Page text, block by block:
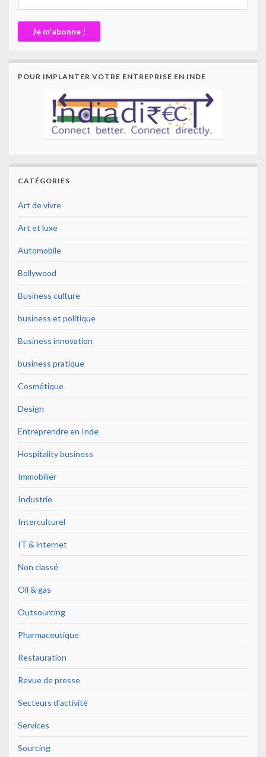
POUR IMPLANTER VOTRE ENTREPRISE EN INDE
CATÉGORIES
Art de vivre
Art et luxe
Automobile
Bollywood
Business culture
business et politique
Business innovation
business pratique
Cosmétique
Design
Entreprendre en Inde
Hospitality business
Immobilier
Industrie
Interculturel
IT & internet
Non classé
Oil & gas
Outsourcing
Pharmaceutique
Restauration
Revue de presse
Secteurs d'activité
Services
Sourcing